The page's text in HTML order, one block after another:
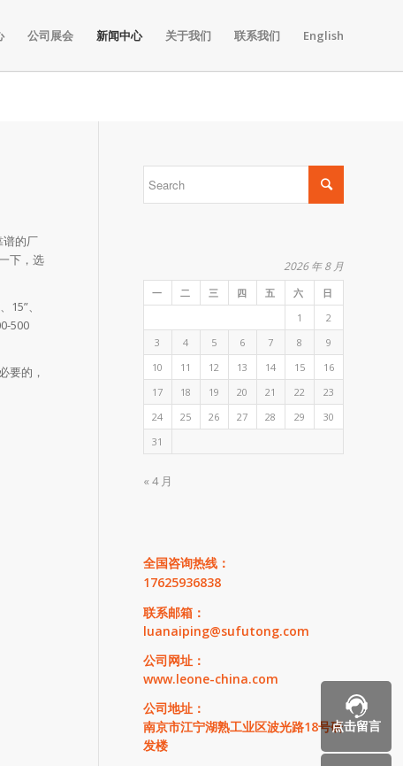
公司展会 新闻中心 关于我们 联系我们 English
的厂
下，选
、
500
要的，
2026 年 8 月
一 二 三 四 五 六
日
1
2
3
4 5 6 7 8
9
10
11 12 13 14 15
16
17
18 19 20 21 22
23
24
25 26 27 28 29
30
31
« 4 月
全国咨询热线：
17625936838
联系邮箱：
luanaiping@sufutong.com
公司网址：
www.leone-china.com
公司地址：
南京市江宁湖熟工业区波光路18号研
发楼
点击留言